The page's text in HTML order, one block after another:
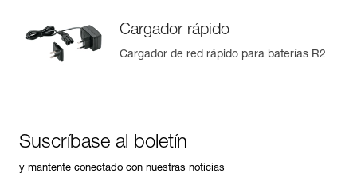
Cargador rápido
Cargador de red rápido para baterías R2
Suscríbase al boletín
y mantente conectado con nuestras noticias